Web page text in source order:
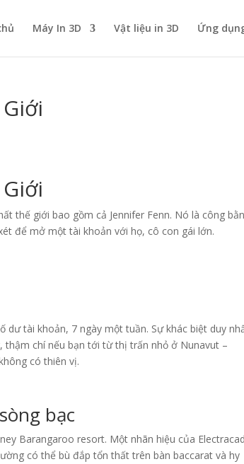
Máy In 3D Vật liệu in 3D Ứng
thế giới bao gồm cả Jennifer Fenn. Nó là công
để mở một tài khoản với họ, cô con gái lớn.
tài khoản, 7 ngày một tuần. Sự khác biệt duy
chí nếu bạn tới từ thị trấn nhỏ ở Nunavut –
có thiên vị.
bạc
Barangaroo resort. Một nhãn hiệu của
có thể bù đắp tổn thất trên bàn baccarat và hy